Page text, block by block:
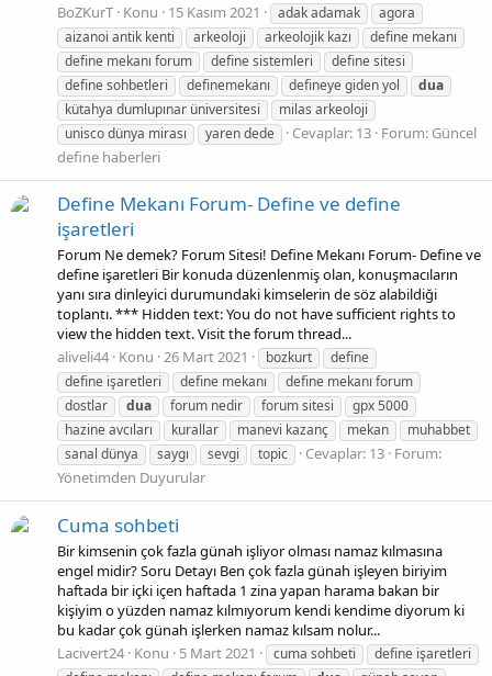
BoZKurT Konu 15 Kasım 2021 adak adamak
agora
aizanoi antik kenti
arkeoloji arkeolojik kazı
define mekanı
define mekanı forum
define sistemleri
define sitesi
define sohbetleri
definemekanı defineye giden yol
dua
kütahya dumlupınar üniversitesi
milas arkeoloji
unisco dünya mirası
yaren dede Cevaplar: 13 Forum: Güncel
define haberleri
Define Mekanı Forum- Define ve define
işaretleri
Forum Ne demek? Forum Sitesi! Define Mekanı Forum- Define ve
define işaretleri Bir konuda düzenlenmiş olan, konuşmacıların
yanı sıra dinleyici durumundaki kimselerin de söz alabildiği
toplantı. *** Hidden text: You do not have sufficient rights to
view the hidden text. Visit the forum thread...
aliveli44 Konu 26 Mart 2021 bozkurt
define
define işaretleri
define mekanı
define mekanı forum
dostlar
dua forum nedir forum sitesi
gpx 5000
hazine avcıları
kurallar manevi kazanç mekan
muhabbet
sanal dünya
saygı sevgi topic Cevaplar: 13 Forum:
Yönetimden Duyurular
Cuma sohbeti
Bir kimsenin çok fazla günah işliyor olması namaz kılmasına
engel midir? Soru Detayı Ben çok fazla günah işleyen biriyim
haftada bir içki içen haftada 1 zina yapan harama bakan bir
kişiyim o yüzden namaz kılmıyorum kendi kendime diyorum ki
bu kadar çok günah işlerken namaz kılsam nolur...
Lacivert24 Konu 5 Mart 2021 cuma sohbeti
define işaretleri